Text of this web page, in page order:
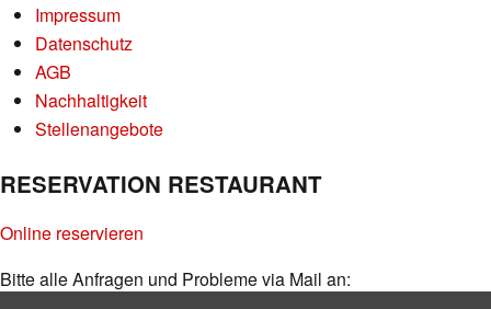
Impressum
Datenschutz
AGB
Nachhaltigkeit
Stellenangebote
RESERVATION RESTAURANT
Online reservieren
Bitte alle Anfragen und Probleme via Mail an: